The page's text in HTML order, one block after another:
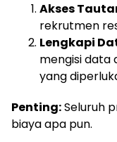
Akses
rekrutmen
Lengkapi
mengisi data
yang
Penting:Seluruh
biaya apa pun.